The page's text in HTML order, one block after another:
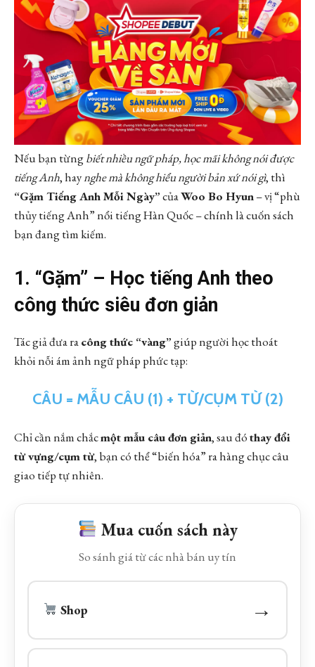
Nếu bạn từngbiết nhiều ngữ pháp, học mãi không nói được
tiếng Anh, haynghe mà không hiểu người bản xứ nói gì, thì
“Gặm Tiếng Anh Mỗi Ngày”củaWoo Bo Hyun– vị “phù
thủy tiếng Anh” nổi tiếng Hàn Quốc – chính là cuốn sách
bạn đang tìm kiếm.
1. “Gặm” – Học tiếng Anh theo
công thức siêu đơn giản
Tác giả đưa racông thức “vàng”giúp người học thoát
khỏi nỗi ám ảnh ngữ pháp phức tạp:
CÂU = MẪU CÂU (1) + TỪ/CỤM TỪ (2)
Chỉ cần nắm chắcmột mẫu câu đơn giản, sau đóthay đổi
từ vựng/cụm từ, bạn có thể “biến hóa” ra hàng chục câu
giao tiếp tự nhiên.
Mua cuốn sách này
So sánh giá từ các nhà bán uy tín
Shop →